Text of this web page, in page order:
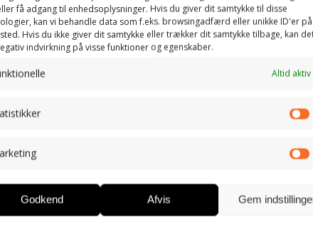
få adgang til enhedsoplysninger. Hvis du giver dit samtykke til disse
kan vi behandle data som f.eks. browsingadfærd eller unikke ID'er
Hvis du ikke giver dit samtykke eller trækker dit samtykke tilbage, kan
indvirkning på visse funktioner og egenskaber.
Altid aktiv
Godkend Afvis Gem